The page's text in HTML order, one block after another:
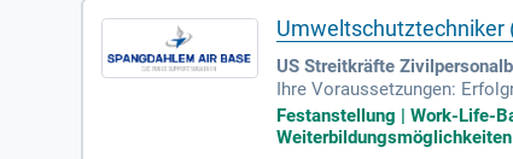
US Streitkräfte
Ihre Voraussetzungen:
Klasse B; Gelegentliche
Festanstellung | Work-Life-